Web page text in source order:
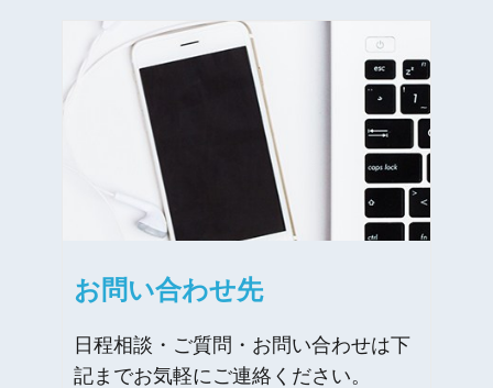
お問い合わせ先
日程相談・ご質問・お問い合わせは下
記までお気軽にご連絡ください。